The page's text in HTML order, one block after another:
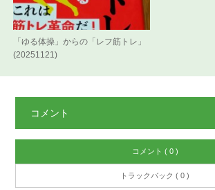
「ゆる体操」からの「レフ筋トレ」
(20251121)
コメント
コメント ( 0 )
トラックバック ( 0 )